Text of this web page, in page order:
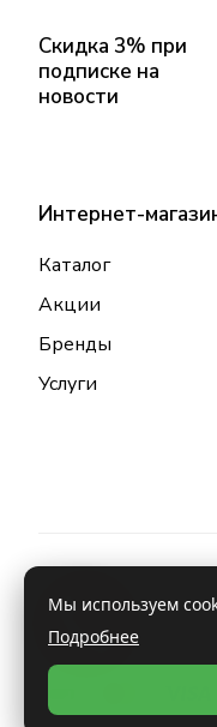
Скидка 3% при
подписке на
новости
Интернет-
Каталог
Акции
Бренды
Услуги
Информация о
Мы используем
Подробнее